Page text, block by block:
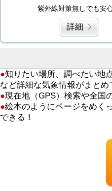
紫外線対策無しでも安心
詳細
●知りたい場所、調べたい地
など詳細な気象情報がまとめ
●現在地（GPS）検索や全国
●絵本のようにページをめく
できる！